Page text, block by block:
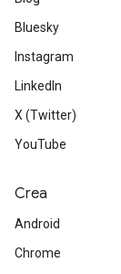
Bluesky
Instagram
LinkedIn
X (Twitter)
YouTube
Crea
Android
Chrome